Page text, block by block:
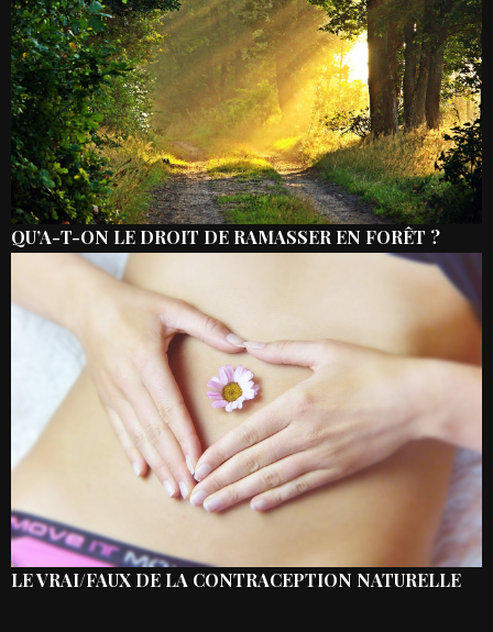
QU’A-T-ON LE DROIT DE RAMASSER EN FORÊT ?
LE VRAI/FAUX DE LA CONTRACEPTION NATURELLE